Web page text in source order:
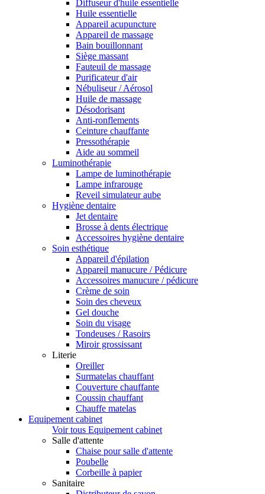
Diffuseur d'huile essentielle
Huile essentielle
Appareil acupuncture
Appareil de massage
Bain bouillonnant
Siège massant
Fauteuil de massage
Purificateur d'air
Nébuliseur / Aérosol
Huile de massage
Désodorisant
Anti-ronflements
Ceinture chauffante
Pressothérapie
Aide au sommeil
Luminothérapie
Lampe de luminothérapie
Lampe infrarouge
Reveil simulateur aube
Hygiène dentaire
Jet dentaire
Brosse à dents électrique
Accessoires hygiène dentaire
Soin esthétique
Appareil d'épilation
Appareil manucure / Pédicure
Accessoires manucure / pédicure
Crème de soin
Soin des cheveux
Gel douche
Soin du visage
Tondeuses / Rasoirs
Miroir grossissant
Literie
Oreiller
Surmatelas chauffant
Couverture chauffante
Coussin chauffant
Chauffe matelas
Equipement cabinet
Voir tous Equipement cabinet
Salle d'attente
Chaise pour salle d'attente
Poubelle
Corbeille à papier
Sanitaire